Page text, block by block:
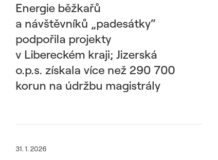
Energie běžkařů
a návštěvníků „padesátky“
podpořila projekty
v Libereckém kraji; Jizerská
o.p.s. získala více než 290 700
korun na údržbu magistrály
31. 1. 2026